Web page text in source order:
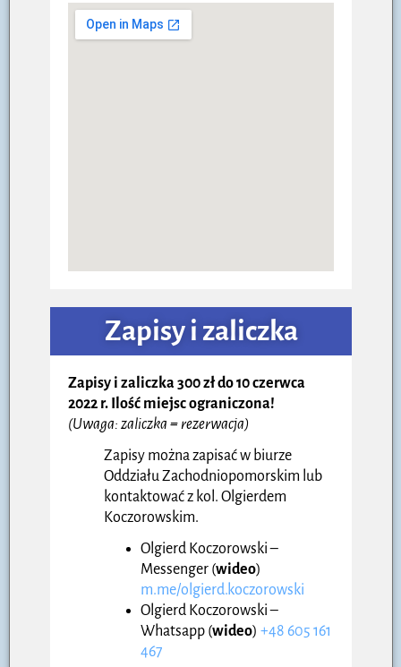
Zapisy i zaliczka
Zapisy i zaliczka 300 zł do 10 czerwca
2022 r. Ilość miejsc ograniczona!
(Uwaga: zaliczka = rezerwacja)
Zapisy można zapisać w biurze
Oddziału Zachodniopomorskim lub
kontaktować z kol. Olgierdem
Koczorowskim.
Olgierd Koczorowski –
Messenger (wideo)
m.me/olgierd.koczorowski
Olgierd Koczorowski –
Whatsapp (wideo) +48 605 161
467